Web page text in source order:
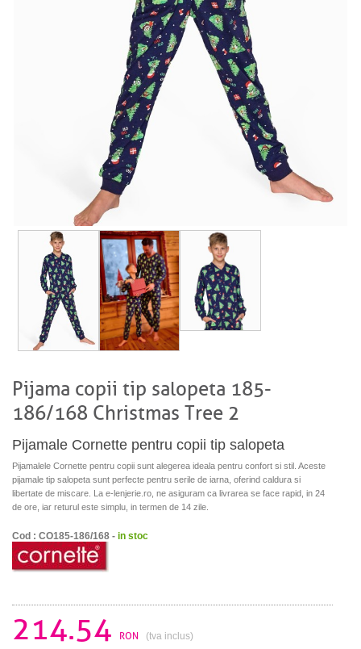
Pijama copii tip salopeta 185-
186/168 Christmas Tree 2
Pijamale Cornette pentru copii tip salopeta
Pijamalele Cornette pentru copii sunt alegerea ideala pentru confort si stil. Aceste
pijamale tip salopeta sunt perfecte pentru serile de iarna, oferind caldura si
libertate de miscare. La e-lenjerie.ro, ne asiguram ca livrarea se face rapid, in 24
de ore, iar returul este simplu, in termen de 14 zile.
Cod : CO185-186/168 - in stoc
214.54 RON (tva inclus)